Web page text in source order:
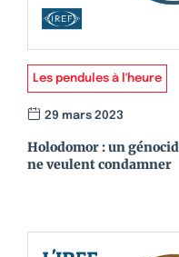
Les pendules à l'heure
29 mars 2023
Holodomor : un
ne veulent condamner